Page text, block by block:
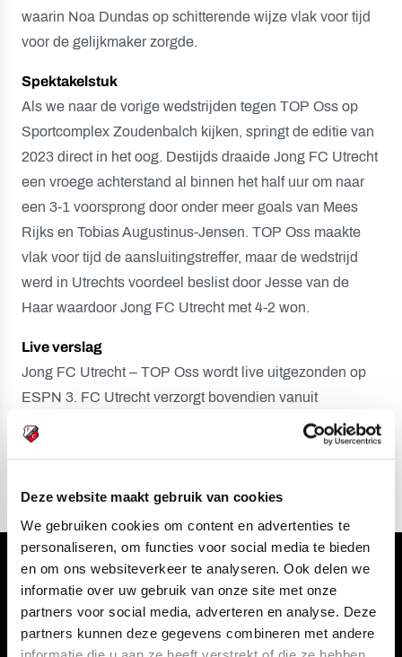
Deze website maakt gebruik van cookies
We gebruiken cookies om content en advertenties te
personaliseren, om functies voor social media te bieden
en om ons websiteverkeer te analyseren. Ook delen we
informatie over uw gebruik van onze site met onze
partners voor social media, adverteren en analyse. Deze
partners kunnen deze gegevens combineren met andere
waarin Noa Dundas op schitterende wijze vlak voor tijd
voor de gelijkmaker zorgde.
Spektakelstuk
Als we naar de vorige wedstrijden tegen TOP Oss op
Sportcomplex Zoudenbalch kijken, springt de editie van
2023 direct in het oog. Destijds draaide Jong FC Utrecht
een vroege achterstand al binnen het half uur om naar
een 3-1 voorsprong door onder meer goals van Mees
Rijks en Tobias Augustinus-Jensen. TOP Oss maakte
vlak voor tijd de aansluitingstreffer, maar de wedstrijd
werd in Utrechts voordeel beslist door Jesse van de
Haar waardoor Jong FC Utrecht met 4-2 won.
Live verslag
Jong FC Utrecht – TOP Oss wordt live uitgezonden op
ESPN 3. FC Utrecht verzorgt bovendien vanuit
Sportcomplex Zoudenbalch
updates over de match via
Xen
Volg ons ook via